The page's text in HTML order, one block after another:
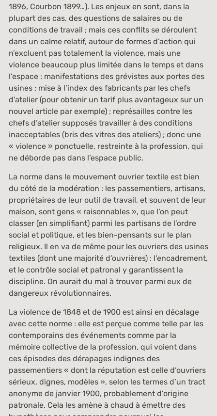
1896, Courbon 1899…). Les enjeux en sont, dans la
plupart des cas, des questions de salaires ou de
conditions de travail ; mais ces conflits se déroulent
dans un calme relatif, autour de formes d’action qui
n’excluent pas totalement la violence, mais une
violence beaucoup plus limitée dans le temps et dans
l’espace : manifestations des grévistes aux portes des
usines ; mise à l’index des fabricants par les chefs
d’atelier (pour obtenir un tarif plus avantageux sur un
nouvel article par exemple) ; représailles contre les
chefs d’atelier supposés travailler à des conditions
inacceptables (bris des vitres des ateliers) ; donc une
« violence » ponctuelle, restreinte à la profession, qui
ne déborde pas dans l’espace public.
La norme dans le mouvement ouvrier textile est bien
du côté de la modération : les passementiers, artisans,
propriétaires de leur outil de travail, et souvent de leur
maison, sont gens « raisonnables », que l’on peut
classer (en simplifiant) parmi les partisans de l’ordre
social et politique, et les bien-pensants sur le plan
religieux. Il en va de même pour les ouvriers des usines
textiles (dont une majorité d’ouvrières) : l’encadrement,
et le contrôle social et patronal y garantissent la
discipline. On aurait du mal à trouver parmi eux de
dangereux révolutionnaires.
La violence de 1848 et de 1900 est ainsi en décalage
avec cette norme : elle est perçue comme telle par les
contemporains des événements comme par la
mémoire collective de la profession, qui voient dans
ces épisodes des dérapages indignes des
passementiers « dont la réputation est celle d’ouvriers
sérieux, dignes, modèles », selon les termes d’un tract
anonyme de janvier 1900, probablement d’origine
patronale. Cela les amène à chaud à émettre des